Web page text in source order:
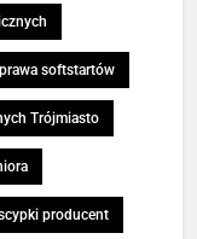
softstartów
Trójmiasto
producent